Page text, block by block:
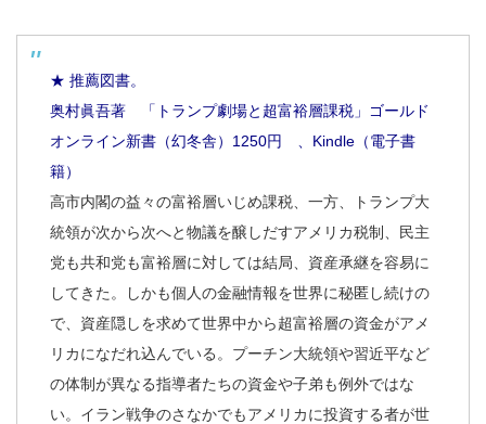
★ 推薦図書。
奥村眞吾著 「トランプ劇場と超富裕層課税」ゴールド
オンライン新書（幻冬舎）1250円 、Kindle（電子書
籍）
高市内閣の益々の富裕層いじめ課税、一方、トランプ大
統領が次から次へと物議を醸しだすアメリカ税制、民主
党も共和党も富裕層に対しては結局、資産承継を容易に
してきた。しかも個人の金融情報を世界に秘匿し続けの
で、資産隠しを求めて世界中から超富裕層の資金がアメ
リカになだれ込んでいる。プーチン大統領や習近平など
の体制が異なる指導者たちの資金や子弟も例外ではな
い。イラン戦争のさなかでもアメリカに投資する者が世